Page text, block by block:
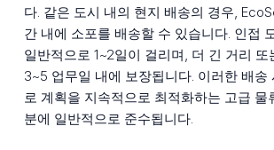
다. 같은 도시 내의 현지 배송의 경우,
간 내에 소포를 배송할 수 있습니다. 인접
일반적으로 1~2일이 걸리며, 더 긴 거리 또
3~5 업무일 내에 보장됩니다. 이러한 배송
로 계획을 지속적으로 최적화하는 고급 물
분에 일반적으로 준수됩니다.